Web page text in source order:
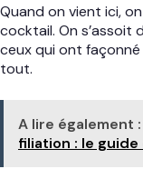
Quand on vient ici,
cocktail. On s’assoit
ceux qui ont
tout.
A lire également :
filiation : le